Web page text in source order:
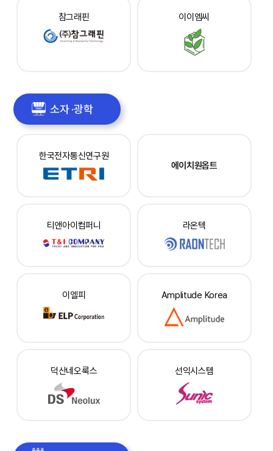
참그래핀 이이엠씨
소자 ·광학
한국전자통신연구원
에이치원옵트
티앤아이컴퍼니 라온텍
이엘피 Amplitude Korea
덕산네오룩스 선익시스템